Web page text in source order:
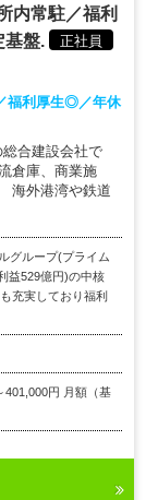
内常駐／福利
基盤.
正社員
福利厚生◎／年休
合建設会社で
倉庫、商業施
海外港湾や鉄道
グループ(プライム
益529億円)の中核
充実しており福利
401,000円 月額（基